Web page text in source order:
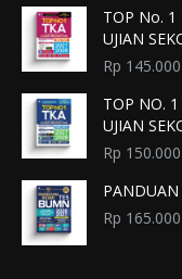
TOP No. 1
UJIAN
Rp 145.000
TOP NO.
UJIAN
Rp 150.000
Rp 165.000